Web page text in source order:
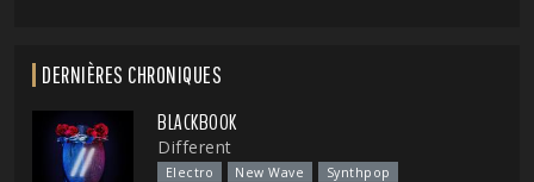
DERNIÈRES CHRONIQUES
BLACKBOOK
Different
Electro New Wave Synthpop